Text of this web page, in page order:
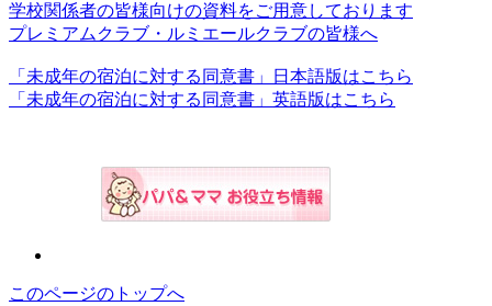
学校関係者の皆様向けの資料をご用意しております
プレミアムクラブ・ルミエールクラブの皆様へ
「未成年の宿泊に対する同意書」日本語版はこちら
「未成年の宿泊に対する同意書」英語版はこちら
このページのトップへ